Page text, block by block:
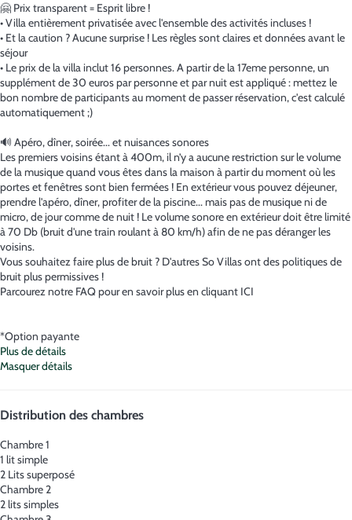
🤗 Prix transparent = Esprit libre !
• Villa entièrement privatisée avec l'ensemble des activités incluses !
• Et la caution ? Aucune surprise ! Les règles sont claires et données avant le
séjour
• Le prix de la villa inclut 16 personnes. A partir de la 17eme personne, un
supplément de 30 euros par personne et par nuit est appliqué : mettez le
bon nombre de participants au moment de passer réservation, c'est calculé
automatiquement ;)
🔊 Apéro, dîner, soirée... et nuisances sonores
Les premiers voisins étant à 400m, il n’y a aucune restriction sur le volume
de la musique quand vous êtes dans la maison à partir du moment où les
portes et fenêtres sont bien fermées ! En extérieur vous pouvez déjeuner,
prendre l'apéro, dîner, profiter de la piscine... mais pas de musique ni de
micro, de jour comme de nuit ! Le volume sonore en extérieur doit être limité
à 70 Db (bruit d'une train roulant à 80 km/h) afin de ne pas déranger les
voisins.
Vous souhaitez faire plus de bruit ? D'autres So Villas ont des politiques de
bruit plus permissives !
Parcourez notre FAQ pour en savoir plus en cliquant ICI
*Option payante
Plus de détails
Masquer détails
Distribution des chambres
Chambre 1
1 lit simple
2 Lits superposé
Chambre 2
2 lits simples